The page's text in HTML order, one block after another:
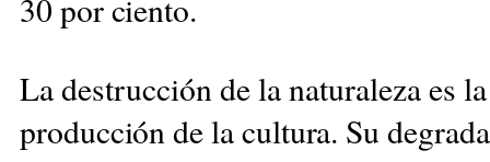
30 por ciento.
La destrucción de la naturaleza es
producción de la cultura. Su